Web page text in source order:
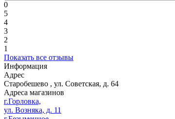
0
5
4
3
2
1
Показать все отзывы
Информация
Адрес
Старобешево , ул. Советская, д. 64
Адреса магазинов
г.Горловка,
ул. Возняка, д. 11